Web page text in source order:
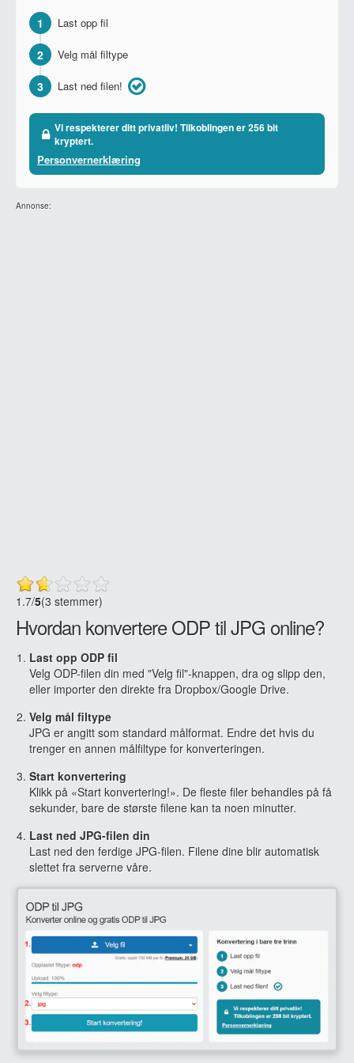
1 Last opp fil
2 Velg mål filtype
3 Last ned filen!
Vi respekterer ditt privatliv! Tilkoblingen er 256 bit
kryptert.
Personvernerklæring
Annonse:
1.7/5(3 stemmer)
Hvordan konvertere ODP til JPG online?
Last opp ODP fil
Velg ODP-filen din med "Velg fil"-knappen, dra og slipp den,
eller importer den direkte fra Dropbox/Google Drive.
Velg mål filtype
JPG er angitt som standard målformat. Endre det hvis du
trenger en annen målfiltype for konverteringen.
Start konvertering
Klikk på «Start konvertering!». De fleste filer behandles på få
sekunder, bare de største filene kan ta noen minutter.
Last ned JPG-filen din
Last ned den ferdige JPG-filen. Filene dine blir automatisk
slettet fra serverne våre.